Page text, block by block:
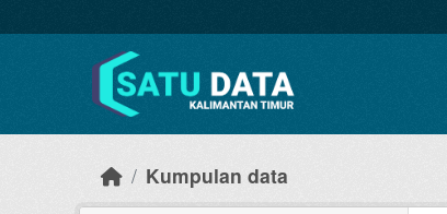
Kumpulan data